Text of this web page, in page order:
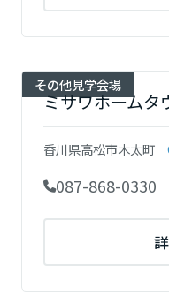
その他見学会場
ミサワホームタ
香川県高松市木太町
087-868-0330
近畿エリア
滋賀県